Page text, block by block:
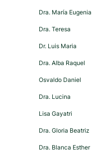
Dra. María Eugenia
Dra. Teresa
Dr. Luis Maria
Dra. Alba Raquel
Osvaldo Daniel
Dra. Lucina
Lisa Gayatri
Dra. Gloria Beatriz
Dra. Blanca Esther